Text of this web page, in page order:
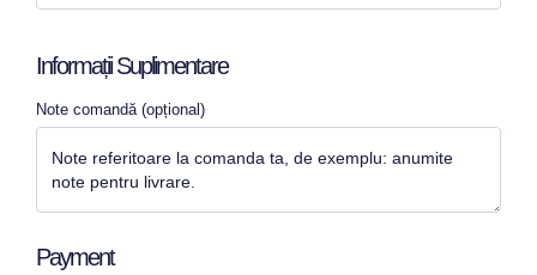
Informații Suplimentare
Note comandă (opțional)
Payment